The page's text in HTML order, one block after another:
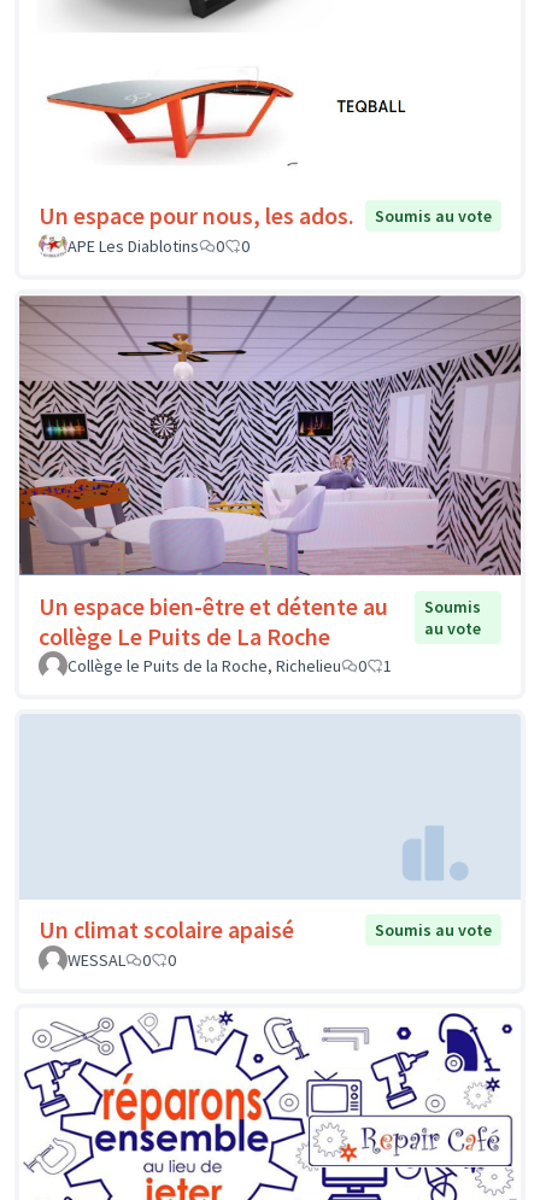
Un espace pour nous, les ados.
Soumis au vote
APE Les Diablotins
0 0
Un espace bien-être et détente au
collège Le Puits de La Roche
Soumis
au vote
Collège le Puits de la Roche, Richelieu
0 1
Un climat scolaire apaisé
Soumis au vote
WESSAL
0 0